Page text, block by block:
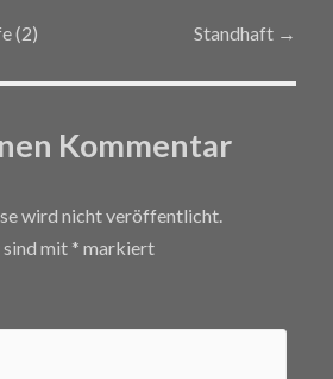
(2) Standhaft →
Kommentar
wird nicht veröffentlicht.
mit * markiert